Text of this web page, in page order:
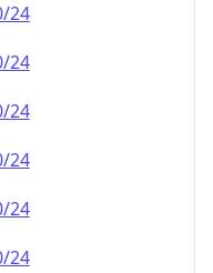
24
24
24
24
24
24